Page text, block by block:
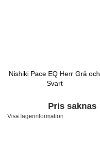
Nishiki Pace EQ Herr Grå och
Svart
Pris saknas
Visa lagerinformation